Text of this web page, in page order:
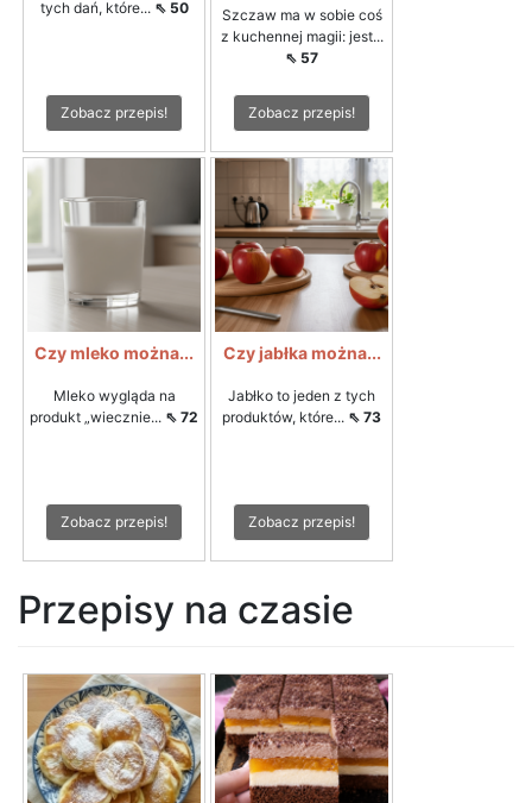
tych dań, które... ⇖ 50
Zobacz przepis!
Szczaw ma w sobie coś
z kuchennej magii: jest...
⇖ 57
Zobacz przepis!
Czy mleko można...
Mleko wygląda na
produkt „wiecznie... ⇖ 72
Zobacz przepis!
Czy jabłka można...
Jabłko to jeden z tych
produktów, które... ⇖ 73
Zobacz przepis!
Przepisy na czasie